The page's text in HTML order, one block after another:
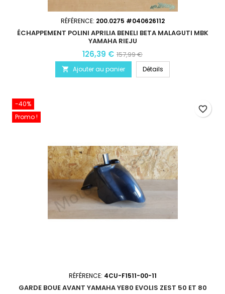
RÉFÉRENCE: 200.0275 #040626112
ÉCHAPPEMENT POLINI APRILIA BENELI BETA MALAGUTI MBK
YAMAHA RIEJU
126,39 € 157,99 €
 Ajouter au panier Détails
-40%
Promo !
RÉFÉRENCE: 4CU-F1511-00-11
GARDE BOUE AVANT YAMAHA YE80 EVOLIS ZEST 50 ET 80
favorite_border